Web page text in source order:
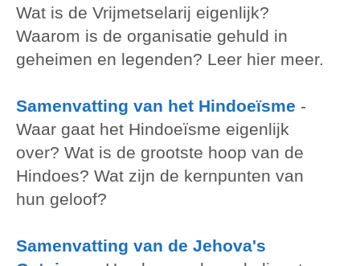
Wat is de Vrijmetselarij eigenlijk?
Waarom is de organisatie gehuld in
geheimen en legenden? Leer hier meer.
Samenvatting van het Hindoeïsme -
Waar gaat het Hindoeïsme eigenlijk
over? Wat is de grootste hoop van de
Hindoes? Wat zijn de kernpunten van
hun geloof?
Samenvatting van de Jehova's